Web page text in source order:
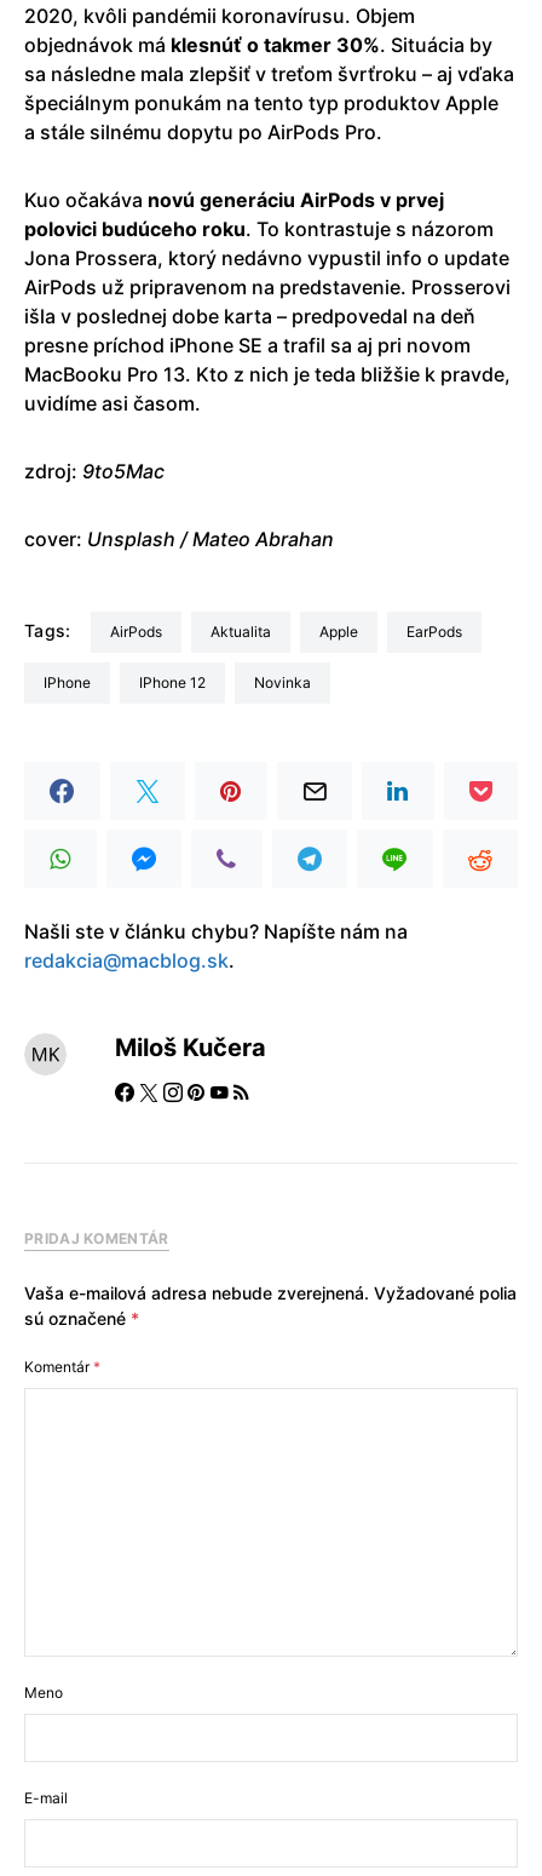
2020, kvôli pandémii koronavírusu. Objem
objednávok má klesnúť o takmer 30%. Situácia by
sa následne mala zlepšiť v treťom švrťroku – aj vďaka
špeciálnym ponukám na tento typ produktov Apple
a stále silnému dopytu po AirPods Pro.
Kuo očakáva novú generáciu AirPods v prvej
polovici budúceho roku. To kontrastuje s názorom
Jona Prossera, ktorý nedávno vypustil info o update
AirPods už pripravenom na predstavenie. Prosserovi
išla v poslednej dobe karta – predpovedal na deň
presne príchod iPhone SE a trafil sa aj pri novom
MacBooku Pro 13. Kto z nich je teda bližšie k pravde,
uvidíme asi časom.
zdroj: 9to5Mac
cover: Unsplash / Mateo Abrahan
Tags: AirPods aktualita Apple EarPods
iPhone iPhone 12 Novinka
Našli ste v článku chybu? Napíšte nám na
redakcia@macblog.sk.
Miloš Kučera
PRIDAJ KOMENTÁR
Vaša e-mailová adresa nebude zverejnená. Vyžadované polia
sú označené *
Komentár*
Meno
E-mail